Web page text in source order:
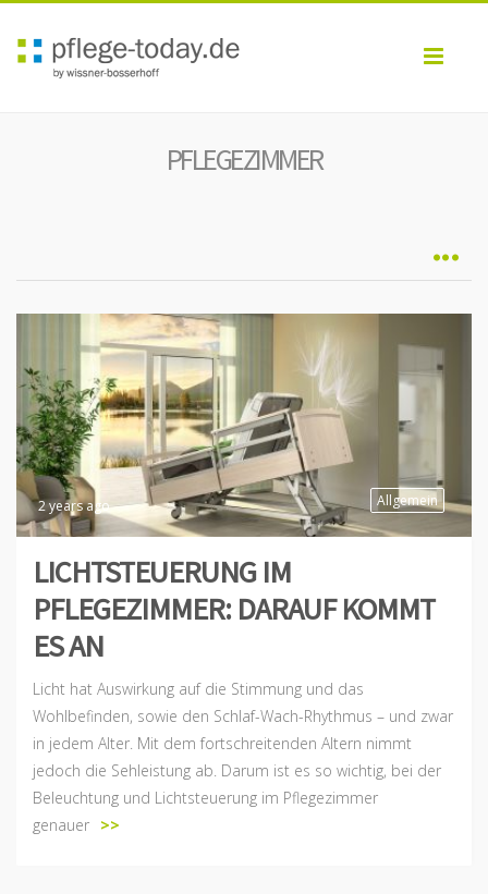
PFLEGEZIMMER
Allgemein
2 years ago
LICHTSTEUERUNG IM
PFLEGEZIMMER: DARAUF KOMMT
ES AN
Licht hat Auswirkung auf die Stimmung und das
Wohlbefinden, sowie den Schlaf-Wach-Rhythmus – und zwar
in jedem Alter. Mit dem fortschreitenden Altern nimmt
jedoch die Sehleistung ab. Darum ist es so wichtig, bei der
Beleuchtung und Lichtsteuerung im Pflegezimmer
genauer >>